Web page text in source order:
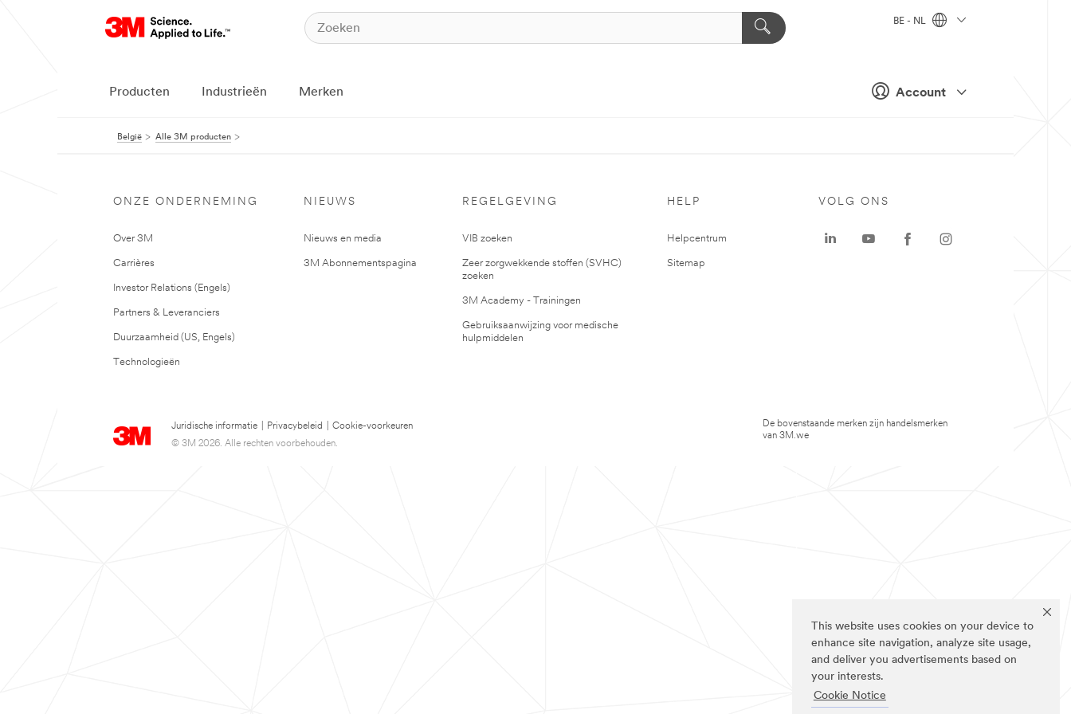
This website uses cookies on your device to
enhance site navigation, analyze site usage,
and deliver you advertisements based on
your interests.
Cookie Notice
Account
BE - NL
Producten Industrieën Merken
België Alle 3M producten
ONZE ONDERNEMING
Over 3M
Carrières
Investor Relations (Engels)
Partners & Leveranciers
Duurzaamheid (US, Engels)
Technologieën
NIEUWS
Nieuws en media
3M Abonnementspagina
REGELGEVING
VIB zoeken
Zeer zorgwekkende stoffen (SVHC)
zoeken
3M Academy - Trainingen
Gebruiksaanwijzing voor medische
hulpmiddelen
HELP
Helpcentrum
Sitemap
Juridische informatie Privacybeleid
Cookie-voorkeuren
© 3M 2026. Alle rechten voorbehouden.
VOLG ONS
De bovenstaande merken zijn handelsmerken
van 3M.we